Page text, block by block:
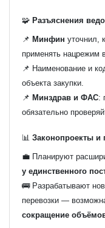
🧩 Разъяснения
📌 Минфин уточнил,
применять нацрежим в
📌 Наименование и
объекта закупки.
📌 Минздрав и ФАС:
обязательно
📊 Законопроекты и
💼 Планируют
у единственного
🚌 Разрабатывают
перевозки —
сокращение